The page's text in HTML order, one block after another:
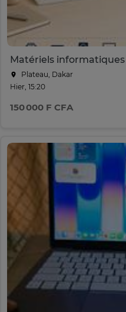
Matériels
Plateau, Dakar
Hier, 15:20
150 000 F CFA